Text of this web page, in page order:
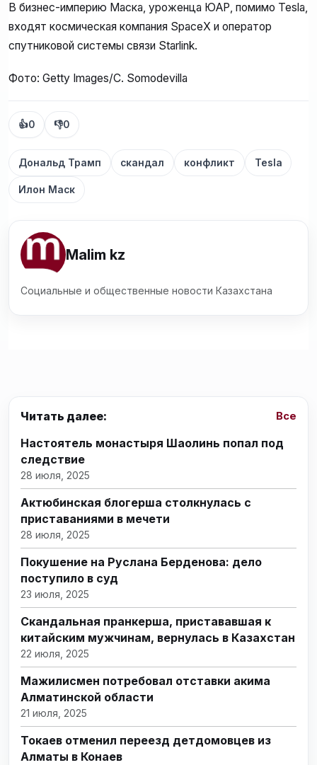
В бизнес-империю Маска, уроженца ЮАР, помимо Tesla,
входят космическая компания SpaceX и оператор
спутниковой системы связи Starlink.
Фото: Getty Images/C. Somodevilla
👍0 👎0
Дональд Трамп скандал конфликт Tesla
Илон Маск
Malim kz
Социальные и общественные новости Казахстана
Читать далее: Все
Настоятель монастыря Шаолинь попал под
следствие
28 июля, 2025
Актюбинская блогерша столкнулась с
приставаниями в мечети
28 июля, 2025
Покушение на Руслана Берденова: дело
поступило в суд
23 июля, 2025
Скандальная пранкерша, пристававшая к
китайским мужчинам, вернулась в Казахстан
22 июля, 2025
Мажилисмен потребовал отставки акима
Алматинской области
21 июля, 2025
Токаев отменил переезд детдомовцев из
Алматы в Конаев